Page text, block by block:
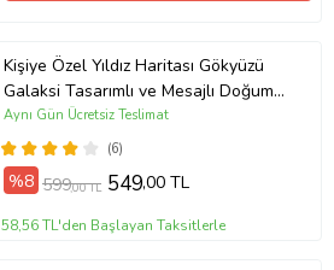
Kişiye Özel Yıldız Haritası Gökyüzü
Galaksi Tasarımlı ve Mesajlı Doğum
Haritası Siyah 21x30 Çerçeve oh942
(6)
Aynı Gün Ücretsiz Teslimat
%8 599,00 TL 549,00 TL
58,56 TL'den Başlayan Taksitlerle